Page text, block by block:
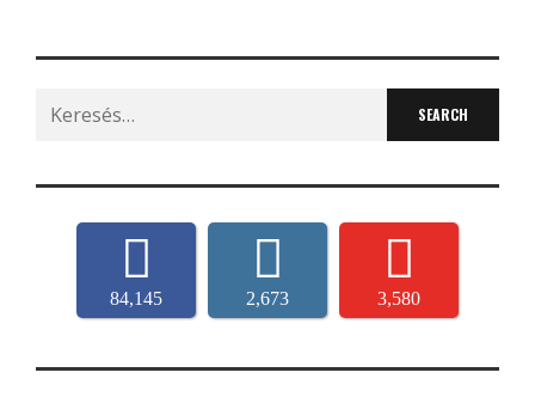
Search
for:
84,145 2,673 3,580